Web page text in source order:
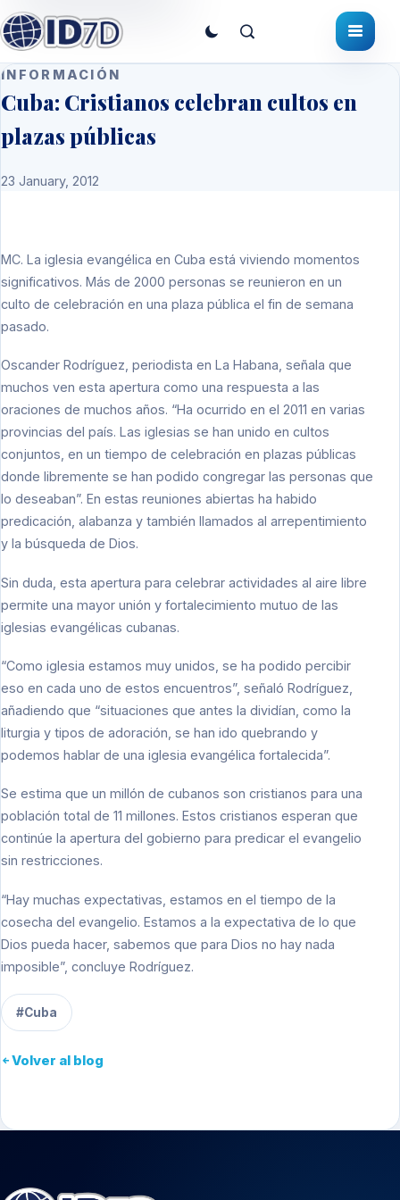
INFORMACIÓN
Cuba: Cristianos celebran cultos en
plazas públicas
23 January, 2012
MC. La iglesia evangélica en Cuba está viviendo momentos
significativos. Más de 2000 personas se reunieron en un
culto de celebración en una plaza pública el fin de semana
pasado.
Oscander Rodríguez, periodista en La Habana, señala que
muchos ven esta apertura como una respuesta a las
oraciones de muchos años. “Ha ocurrido en el 2011 en varias
provincias del país. Las iglesias se han unido en cultos
conjuntos, en un tiempo de celebración en plazas públicas
donde libremente se han podido congregar las personas que
lo deseaban”. En estas reuniones abiertas ha habido
predicación, alabanza y también llamados al arrepentimiento
y la búsqueda de Dios.
Sin duda, esta apertura para celebrar actividades al aire libre
permite una mayor unión y fortalecimiento mutuo de las
iglesias evangélicas cubanas.
“Como iglesia estamos muy unidos, se ha podido percibir
eso en cada uno de estos encuentros”, señaló Rodríguez,
añadiendo que “situaciones que antes la dividían, como la
liturgia y tipos de adoración, se han ido quebrando y
podemos hablar de una iglesia evangélica fortalecida”.
Se estima que un millón de cubanos son cristianos para una
población total de 11 millones. Estos cristianos esperan que
continúe la apertura del gobierno para predicar el evangelio
sin restricciones.
“Hay muchas expectativas, estamos en el tiempo de la
cosecha del evangelio. Estamos a la expectativa de lo que
Dios pueda hacer, sabemos que para Dios no hay nada
imposible”, concluye Rodríguez.
#Cuba
Volver al blog